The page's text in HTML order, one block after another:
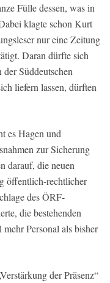
Fülle dessen, was in
klagte schon Kurt
nur eine Zeitung
Daran dürfte sich
Süddeutschen
liefern lassen, dürften
es Hagen und
zur Sicherung
darauf, die neuen
öffentlich-rechtlicher
des ÖRF-
die bestehenden
Personal als bisher
der Präsenz“